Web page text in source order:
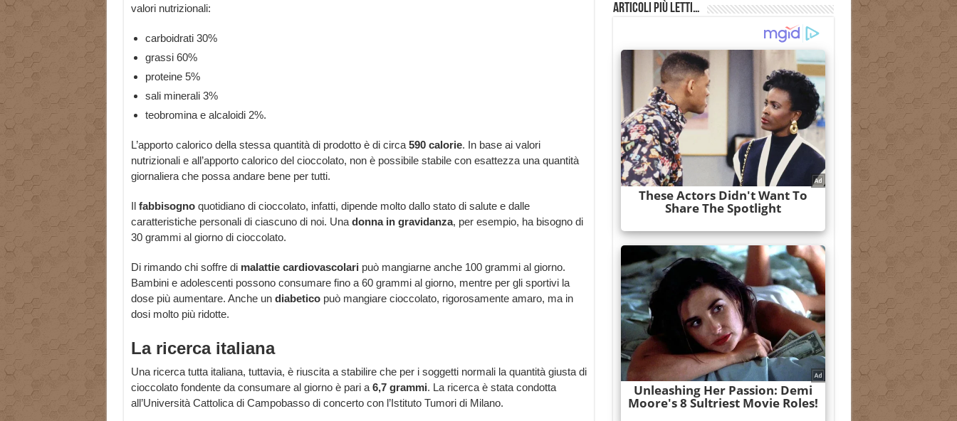
valori nutrizionali:
carboidrati 30%
grassi 60%
proteine 5%
sali minerali 3%
teobromina e alcaloidi 2%.
L’apporto calorico della stessa quantità di prodotto è di circa 590 calorie. In base ai valori
nutrizionali e all’apporto calorico del cioccolato, non è possibile stabile con esattezza una quantità
giornaliera che possa andare bene per tutti.
Il fabbisognoquotidiano di cioccolato, infatti, dipende molto dallo stato di salute e dalle
caratteristiche personali di ciascuno di noi. Una donna in gravidanza, per esempio, ha bisogno di
30 grammi al giorno di cioccolato.
Di rimando chi soffre di malattie cardiovascolari può mangiarne anche 100 grammi al giorno.
Bambini e adolescenti possono consumare fino a 60 grammi al giorno, mentre per gli sportivi la
dose più aumentare. Anche un diabeticopuò mangiare cioccolato, rigorosamente amaro, ma in
dosi molto più ridotte.
La ricerca italiana
Una ricerca tutta italiana, tuttavia, è riuscita a stabilire che per i soggetti normali la quantità giusta di
cioccolato fondente da consumare al giorno è pari a 6,7 grammi. La ricerca è stata condotta
all’Università Cattolica di Campobasso di concerto con l’Istituto Tumori di Milano.
Articoli più Letti…